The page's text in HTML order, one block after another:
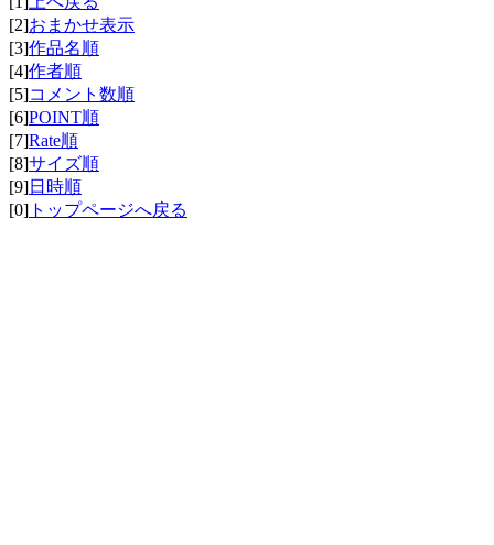
[2]おまかせ表示
[3]作品名順
[4]作者順
[5]コメント数順
[6]POINT順
[7]Rate順
[8]サイズ順
[9]日時順
[0] トップページへ戻る